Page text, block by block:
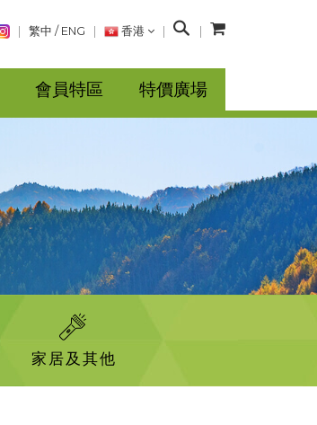
繁中 / ENG 香港
搜
會員特區 特價廣場
家居及其他